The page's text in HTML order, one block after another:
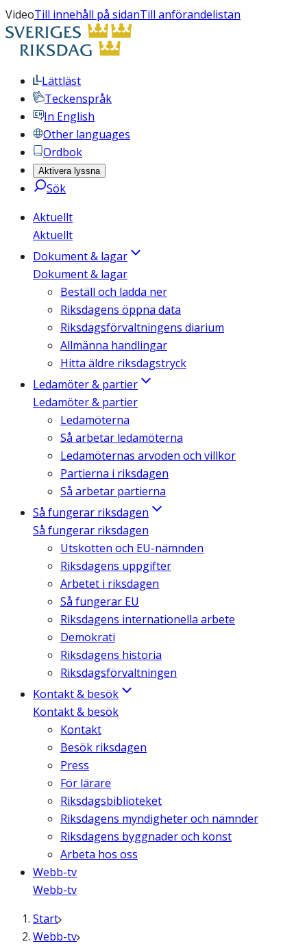
VideoTill innehåll på sidanTill anförandelistan
Lättläst
Teckenspråk
In English
Other languages
Ordbok
Aktivera lyssna
Sök
Aktuellt
Aktuellt
Dokument & lagar
Dokument & lagar
Beställ och ladda ner
Riksdagens öppna data
Riksdagsförvaltningens diarium
Allmänna handlingar
Hitta äldre riksdagstryck
Ledamöter & partier
Ledamöter & partier
Ledamöterna
Så arbetar ledamöterna
Ledamöternas arvoden och villkor
Partierna i riksdagen
Så arbetar partierna
Så fungerar riksdagen
Så fungerar riksdagen
Utskotten och EU-nämnden
Riksdagens uppgifter
Arbetet i riksdagen
Så fungerar EU
Riksdagens internationella arbete
Demokrati
Riksdagens historia
Riksdagsförvaltningen
Kontakt & besök
Kontakt & besök
Kontakt
Besök riksdagen
Press
För lärare
Riksdagsbiblioteket
Riksdagens myndigheter och nämnder
Riksdagens byggnader och konst
Arbeta hos oss
Webb-tv
Webb-tv
Start
Webb-tv